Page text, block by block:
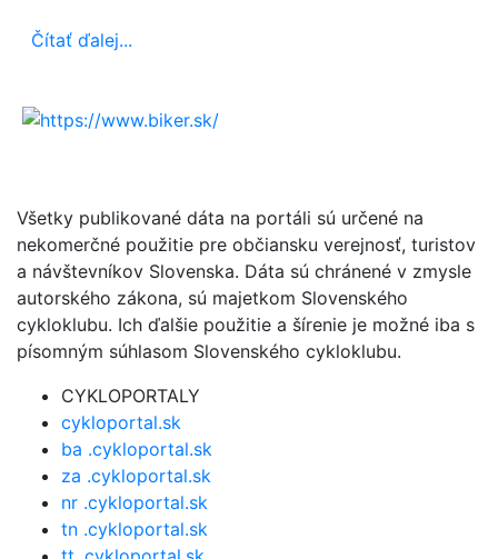
Čítať ďalej...
Všetky publikované dáta na portáli sú určené na
nekomerčné použitie pre občiansku verejnosť, turistov
a návštevníkov Slovenska. Dáta sú chránené v zmysle
autorského zákona, sú majetkom Slovenského
cykloklubu. Ich ďalšie použitie a šírenie je možné iba s
písomným súhlasom Slovenského cykloklubu.
CYKLOPORTALY
cykloportal.sk
ba .cykloportal.sk
za .cykloportal.sk
nr .cykloportal.sk
tn .cykloportal.sk